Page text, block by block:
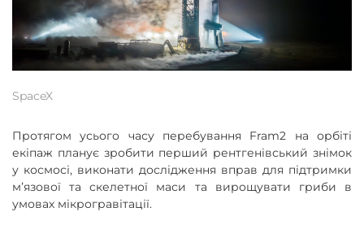
SpaceX
Протягом усього часу перебування Fram2 на орбіті
екіпаж планує зробити перший рентгенівський знімок
у космосі, виконати дослідження вправ для підтримки
мʼязової та скелетної маси та вирощувати гриби в
умовах мікрогравітації.